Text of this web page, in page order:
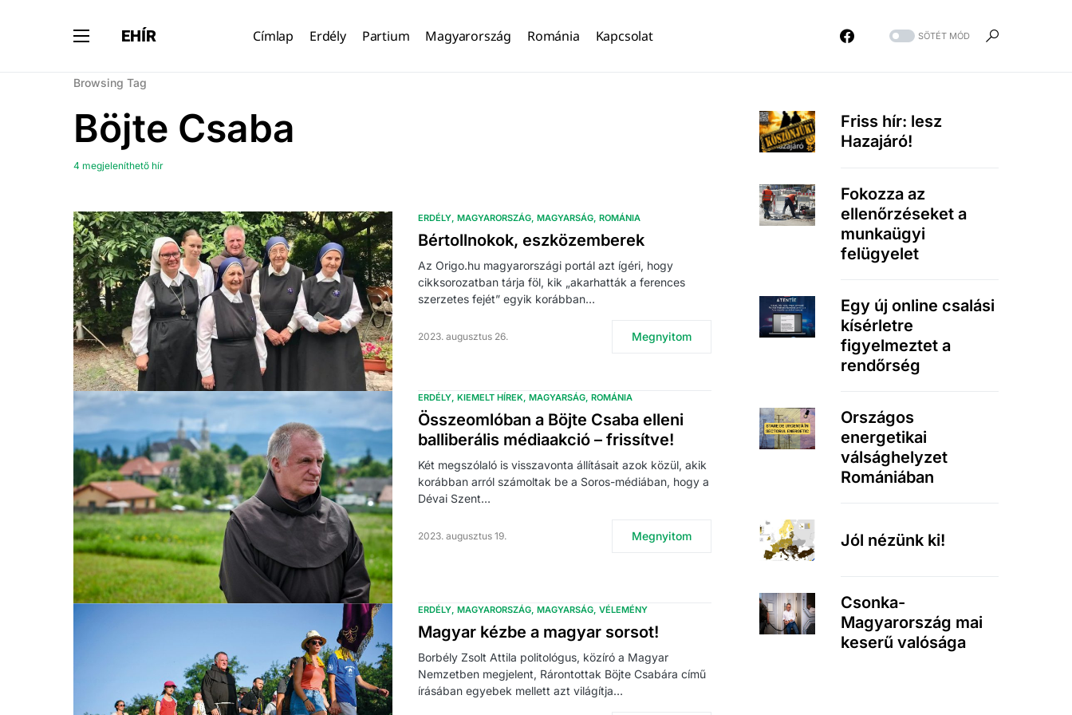
EHÍR Címlap Erdély Partium Magyarország Románia Kapcsolat SÖTÉT MÓD
Browsing Tag
Böjte Csaba
4 megjeleníthető hír
ERDÉLY MAGYARORSZÁG MAGYARSÁG ROMÁNIA
Bértollnokok, eszközemberek
Az Origo.hu magyarországi portál azt ígéri, hogy
cikksorozatban tárja föl, kik „akarhatták a ferences
szerzetes fejét” egyik korábban…
2023. augusztus 26. Megnyitom
ERDÉLY KIEMELT HÍREK MAGYARSÁG ROMÁNIA
Összeomlóban a Böjte Csaba elleni
balliberális médiaakció – frissítve!
Két megszólaló is visszavonta állításait azok közül, akik
korábban arról számoltak be a Soros-médiában, hogy a
Dévai Szent…
2023. augusztus 19. Megnyitom
ERDÉLY MAGYARORSZÁG MAGYARSÁG VÉLEMÉNY
Magyar kézbe a magyar sorsot!
Borbély Zsolt Attila politológus, közíró a Magyar
Nemzetben megjelent, Rárontottak Böjte Csabára című
írásában egyebek mellett azt világítja…
Friss hír: lesz
Hazajáró!
Fokozza az
ellenőrzéseket a
munkaügyi
felügyelet
Egy új online csalási
kísérletre
figyelmeztet a
rendőrség
Országos
energetikai
válsághelyzet
Romániában
Jól nézünk ki!
Csonka-
Magyarország mai
keserű valósága